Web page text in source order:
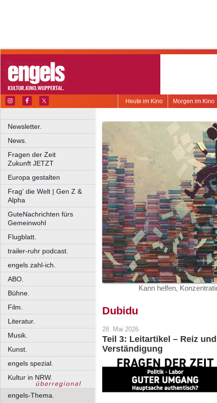
Morgen im Kino
Heute im Kino
Newsletter.
News.
Fragen der Zeit
Zukunft JETZT
Europa gestalten
Frag' die Welt | Gen Z &
Alpha
GuteNachrichten fürs
Gemeinwohl
Flugblatt.
trailer-ruhr podcast.
engels zahl-ich.
ABO.
Bühne.
Film.
Literatur.
Musik.
Kunst.
engels spezial.
Kultur in NRW.
engels-Thema.
Kann helfen,
Dubidu
28. Mai 2026
Teil 3: Leitartikel – Reiz
Verständigung